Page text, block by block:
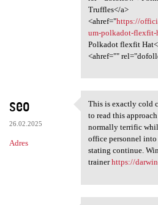
Truffles</a>
<ahref="https://
um-polkadot-flexfit-
Polkadot flexfit
<ahref=""
seo
26.02.2025
Adres
This is exactly
This is exactly cold
to read this
normally terrific
office personnel
stating continue.
trainerhttps://